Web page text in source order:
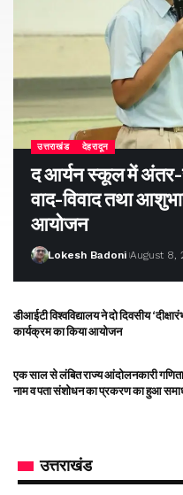
उत्तराखंड देहरादून
द आर्यन स्कूल में अंतर-
वाद-विवाद तथा
आयोजन
Lokesh Badoni August 8,
डीआईटी विश्वविद्यालय ने दो दिवसीय
कार्यक्रम का किया आयोजन
एक साल से लंबित राज्य आंदोलनकारी
नाम व पता संशोधन का प्रकरण का हुआ
उत्तराखंड